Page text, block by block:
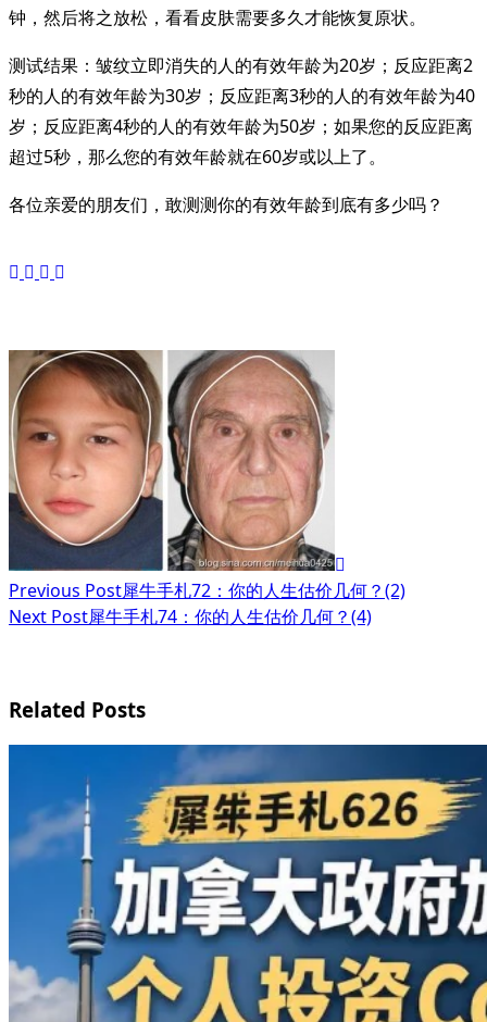
钟，然后将之放松，看看皮肤需要多久才能恢复原状。
测试结果：皱纹立即消失的人的有效年龄为20岁；反应距离2
秒的人的有效年龄为30岁；反应距离3秒的人的有效年龄为40
岁；反应距离4秒的人的有效年龄为50岁；如果您的反应距离
超过5秒，那么您的有效年龄就在60岁或以上了。
各位亲爱的朋友们，敢测测你的有效年龄到底有多少吗？
<span
class="nav-
subtitle
screen-
reader-
text">Page</span>
Previous Post犀牛手札72：你的人生估价几何？(2)
Next Post犀牛手札74：你的人生估价几何？(4)
Related Posts